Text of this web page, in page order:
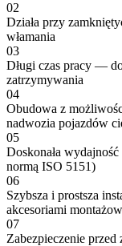
02
Działa przy
włamania
03
Długi czas pracy —
zatrzymywania
04
Obudowa z
nadwozia pojazdów
05
Doskonała
normą ISO 5151)
06
Szybsza i prostsza
akcesoriami
07
Zabezpieczenie